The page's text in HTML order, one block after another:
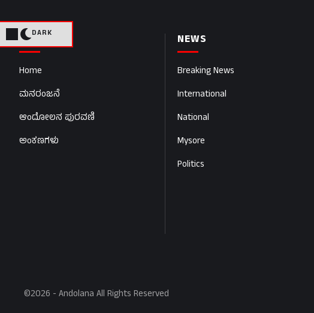
DARK
PAGES
Home
ಮನರಂಜನೆ
ಆಂದೋಲನ ಪುರವಣಿ
ಅಂಕಣಗಳು
NEWS
Breaking News
International
National
Mysore
Politics
©2026 - Andolana All Rights Reserved